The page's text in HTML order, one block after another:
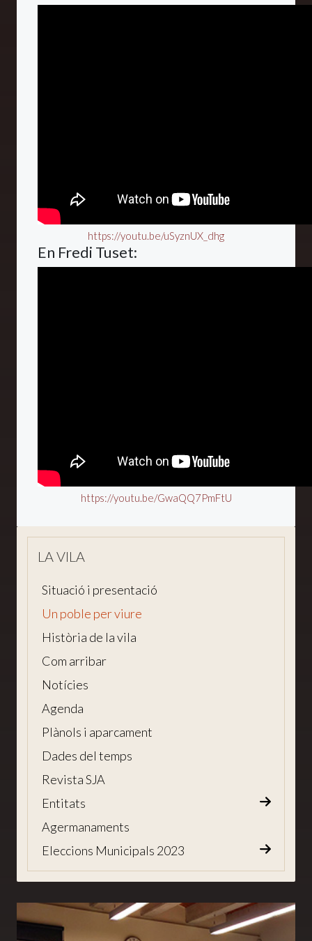
https://youtu.be/uSyznUX_dhg
En Fredi Tuset:
https://youtu.be/GwaQQ7PmFtU
LA VILA
Situació i presentació
Un poble per viure
Història de la vila
Com arribar
Notícies
Agenda
Plànols i aparcament
Dades del temps
Revista SJA
Entitats
Agermanaments
Eleccions Municipals 2023